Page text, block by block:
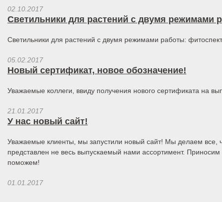
02.10.2017
Светильники для растений с двумя режимами
Светильники для растений с двумя режимами работы:
05.02.2017
Новый сертификат, новое обозначение!
Уважаемые коллеги, ввиду получения нового сертификата на
21.01.2017
У нас новый сайт!
Уважаемые клиенты, мы запустили новый сайт! Мы делаем все,
представлен не весь выпускаемый нами ассортимент.
поможем!
01.01.2017